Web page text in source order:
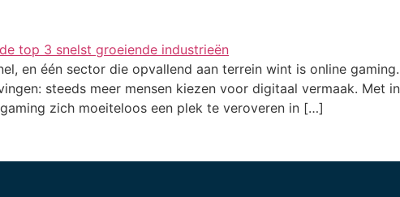
en één sector die opvallend aan terrein wint is online
steeds meer mensen kiezen voor digitaal vermaak. Met
zich moeiteloos een plek te veroveren in […]